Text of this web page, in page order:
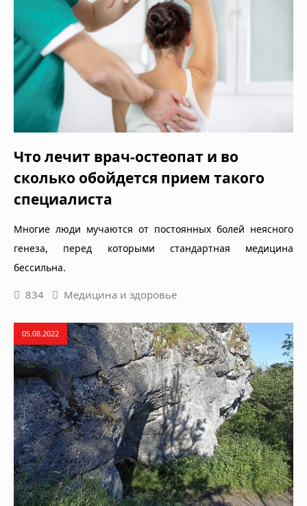
Что лечит врач-остеопат и во
сколько обойдется прием такого
специалиста
Многие люди мучаются от постоянных болей неясного
генеза, перед которыми стандартная медицина
бессильна.
834 Медицина и здоровье
05.08.2022